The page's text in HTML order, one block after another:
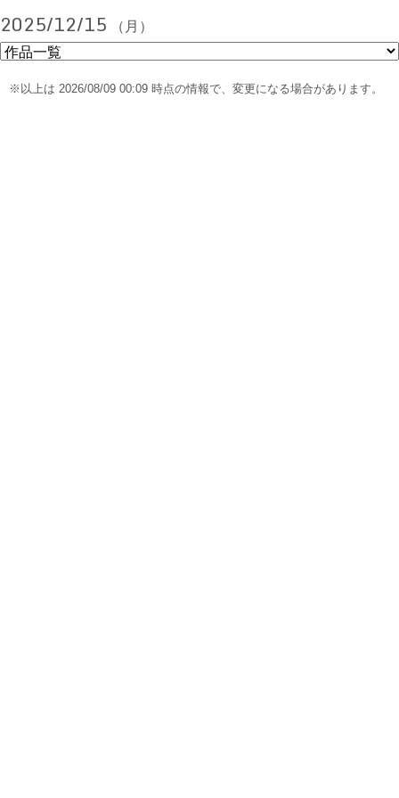
2025/12/15 （月）
※以上は 2026/08/09 00:09 時点の情報で、変更になる場合があります。